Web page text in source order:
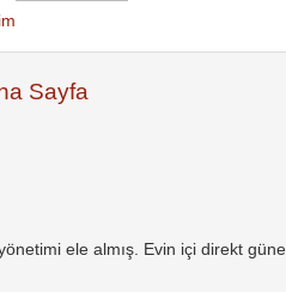
Sayfa
ele almış. Evin içi direkt